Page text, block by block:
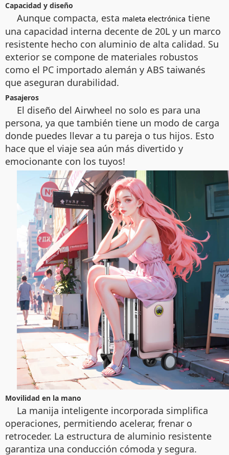
Capacidad y diseño
Aunque compacta, esta maleta electrónica tiene
una capacidad interna decente de 20L y un marco
resistente hecho con aluminio de alta calidad. Su
exterior se compone de materiales robustos
como el PC importado alemán y ABS taiwanés
que aseguran durabilidad.
Pasajeros
El diseño del Airwheel no solo es para una
persona, ya que también tiene un modo de carga
donde puedes llevar a tu pareja o tus hijos. Esto
hace que el viaje sea aún más divertido y
emocionante con los tuyos!
Movilidad en la mano
La manija inteligente incorporada simplifica
operaciones, permitiendo acelerar, frenar o
retroceder. La estructura de aluminio resistente
garantiza una conducción cómoda y segura.